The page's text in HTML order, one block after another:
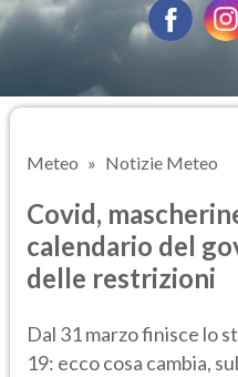
Meteo Notizie Meteo
Covid,
calendario del
delle restrizioni
Dal 31 marzo finisce lo
19: ecco cosa cambia,